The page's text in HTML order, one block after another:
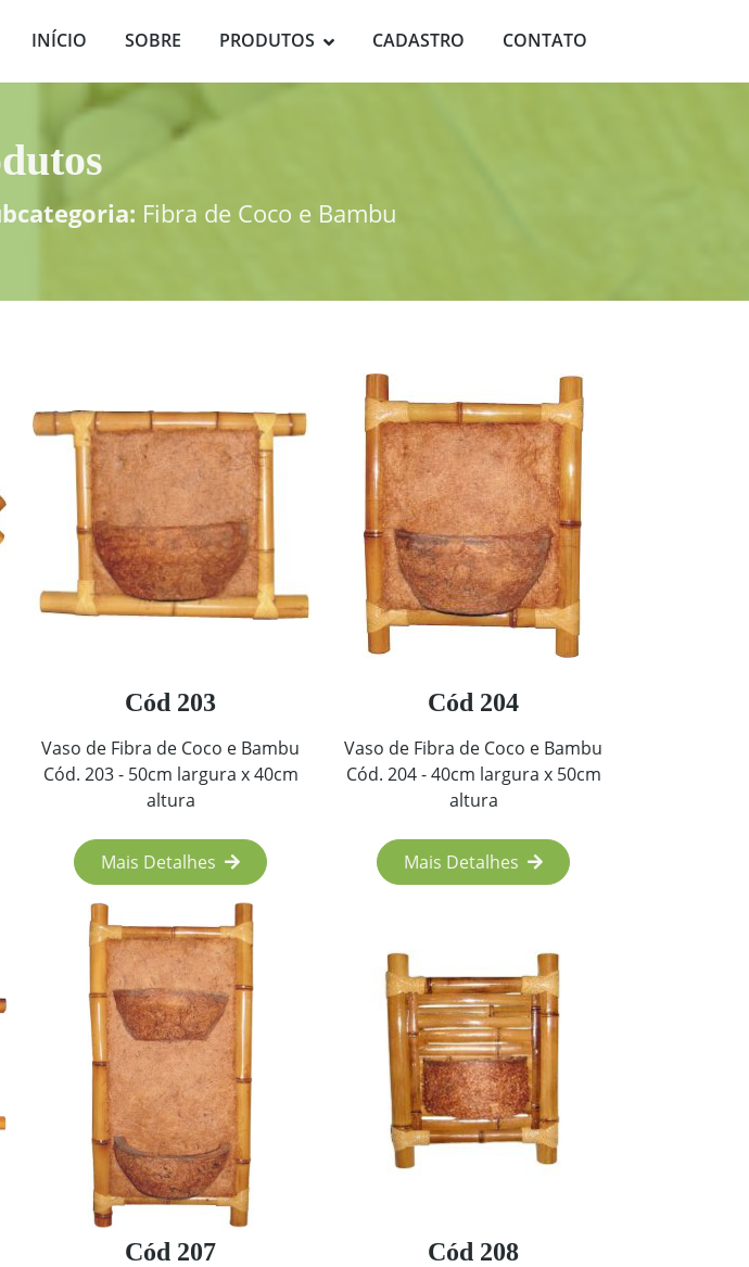
INÍCIO SOBRE PRODUTOS CADASTRO CONTATO
Fibra de Coco e Bambu
Cód 203
Vaso de Fibra de Coco e Bambu
Cód. 203 - 50cm largura x 40cm
altura
Mais Detalhes
Cód 204
Vaso de Fibra de Coco e Bambu
Cód. 204 - 40cm largura x 50cm
altura
Mais Detalhes
Cód 207 Cód 208